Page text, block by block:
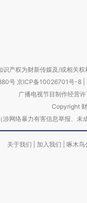
识产权为财新传媒及/或相关
号 京ICP备10026701号-8
广播电视节目制作经营
Copyright
涉网络暴力有害信息举报、
关于我们 加入我们 啄木鸟